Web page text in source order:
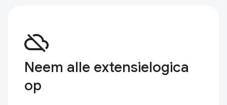
cloud_off
Neem alle extensielogica
op